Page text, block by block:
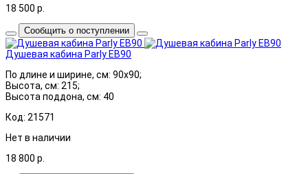
18 500 р.
Сообщить о поступлении
Душевая кабина Parly EB90
По длине и ширине, см: 90x90;
Высота, см: 215;
Высота поддона, см: 40
Код: 21571
Нет в наличии
18 800 р.